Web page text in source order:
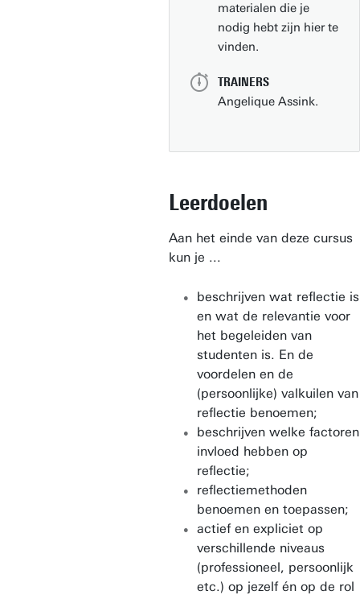
materialen die je
nodig hebt zijn hier te
vinden.
TRAINERS
Angelique Assink.
Leerdoelen
Aan het einde van deze cursus
kun je ...
beschrijven wat reflectie is
en wat de relevantie voor
het begeleiden van
studenten is. En de
voordelen en de
(persoonlijke) valkuilen van
reflectie benoemen;
beschrijven welke factoren
invloed hebben op
reflectie;
reflectiemethoden
benoemen en toepassen;
actief en expliciet op
verschillende niveaus
(professioneel, persoonlijk
etc.) op jezelf én op de rol